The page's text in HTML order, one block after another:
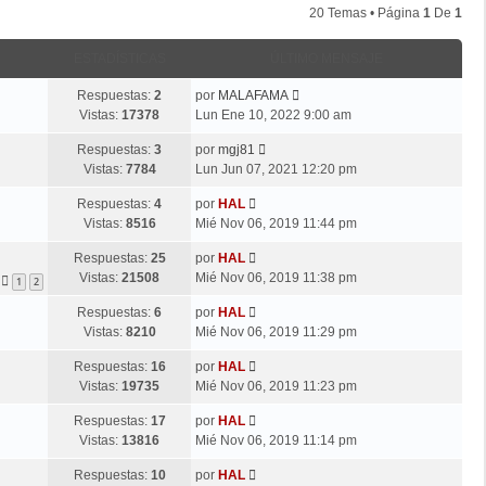
20 Temas • Página 1 De 1
Respuestas: 2
Vistas: 17378
por MALAFAMA
Lun Ene 10, 2022 9:00 am
Respuestas: 3
Vistas: 7784
por mgj81
Lun Jun 07, 2021 12:20 pm
Respuestas: 4
Vistas: 8516
por HAL
Mié Nov 06, 2019 11:44 pm
1 2
Respuestas: 25
Vistas: 21508
por HAL
Mié Nov 06, 2019 11:38 pm
Respuestas: 6
Vistas: 8210
por HAL
Mié Nov 06, 2019 11:29 pm
Respuestas: 16
Vistas: 19735
por HAL
Mié Nov 06, 2019 11:23 pm
Respuestas: 17
Vistas: 13816
por HAL
Mié Nov 06, 2019 11:14 pm
Respuestas: 10
por HAL